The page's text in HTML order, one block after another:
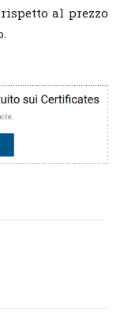
al prezzo